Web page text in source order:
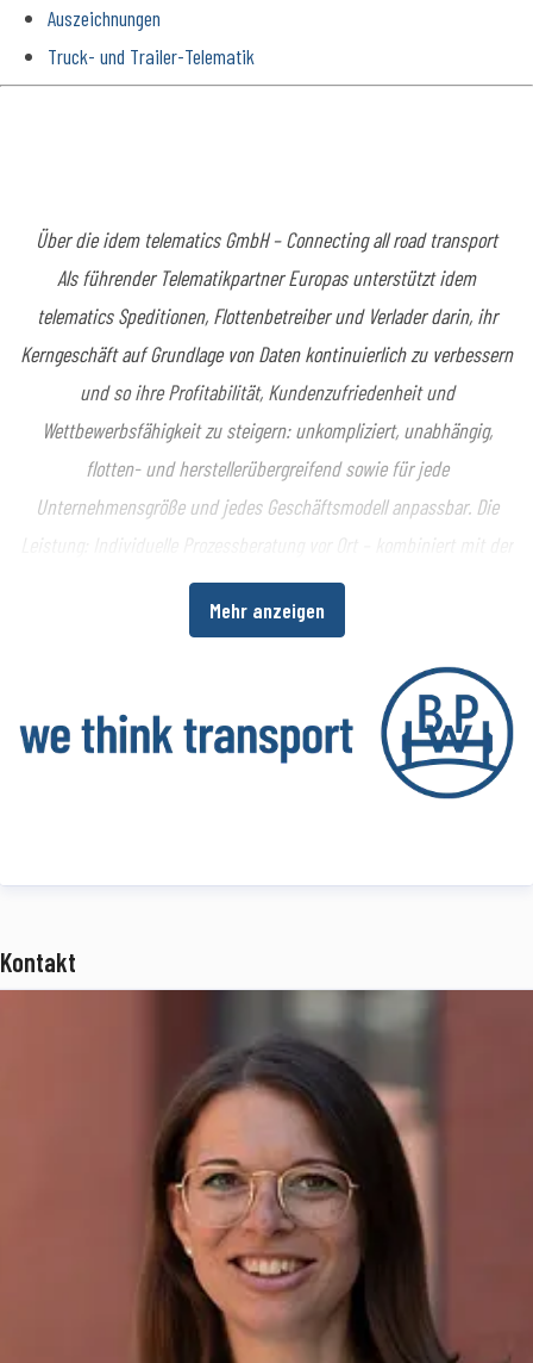
Auszeichnungen
Truck- und Trailer-Telematik
Über die idem telematics GmbH – Connecting all road transport
Als führender Telematikpartner Europas unterstützt idem
telematics Speditionen, Flottenbetreiber und Verlader darin, ihr
Kerngeschäft auf Grundlage von Daten kontinuierlich zu verbessern
und so ihre Profitabilität, Kundenzufriedenheit und
Wettbewerbsfähigkeit zu steigern: unkompliziert, unabhängig,
flotten- und herstellerübergreifend sowie für jede
Unternehmensgröße und jedes Geschäftsmodell anpassbar. Die
Leistung: Individuelle Prozessberatung vor Ort – kombiniert mit der
europaweit marktführenden All-in-One-Telematikplattform
cargofleet für Truck, Trailer, Fracht und Logistik. Mit der
Fracht bietet idem telematics ein Komplettsystem zur Erhöhung
der Transparenz und Wirtschaftlichkeit im gesamten
Logistikprozess. Plus: Einzigartige Kundennähe und Flexibilität bei
telematics ist ein Tochterunternehmen der BPW Gruppe und
Über die BPW Gruppe
Die BPW Gruppe erforscht, entwickelt und produziert alles, was den
Transport bewegt, sichert, beleuchtet, intelligent macht und digital
vernetzt. Weltweit ist die Unternehmensgruppe mit ihren Marken
,HESTALundidem telematics
ein bevorzugter
Systempartner der Nfz-Branche für Fahrwerke, Bremsen,
Beleuchtung, Verschließ- und Aufbautentechnik, Telematik sowie
weitere wichtige Komponenten für Truck, Trailer und Bus.
Transportunternehmen bietet die BPW Gruppe umfassende
Mehr anzeigen
Kontakt